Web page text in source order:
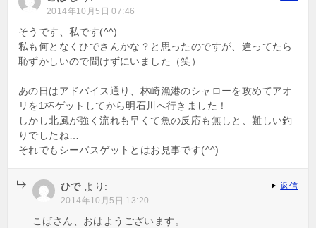
2014年10月5日 07:46
そうです、私です(^^)
私も何となくひでさんかな？と思ったのですが、違ってたら
恥ずかしいので聞けずにいました（笑）
あの日はアドバイス通り、林崎漁港のシャローを攻めてアオ
リを1杯ゲットしてから明石川へ行きました！
しかし北風が強く流れも早くて魚の反応も無しと、難しい釣
りでしたね…
それでもシーバスゲットとはお見事です(^^)
ひで より:
2014年10月5日 13:20
こばさん、おはようございます。
返信